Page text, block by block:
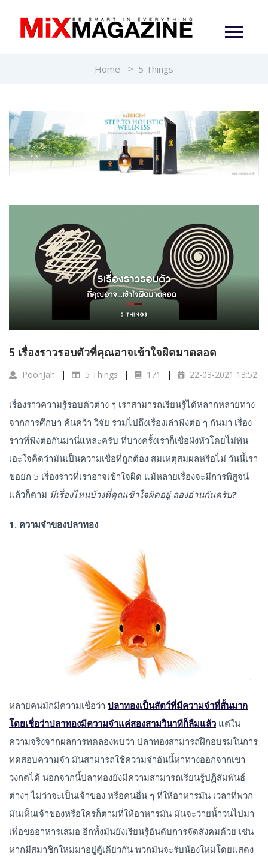
Home 5 Things
5 เรื่องราวรอบตัวที่คุณอาจเข้าใจผิดมาตลอด
PoonJah 5 Things 171 22-03-2021 13:52
เรื่องราวความรู้รอบตัวต่าง ๆ เราสามารถเรียนรู้ได้หลากหลายทาง
จากการศึกษา ค้นคว้า วิจัย รวมไปถึงเรื่องเล่าฟังต่อ ๆ กันมา เรื่อง
ราวที่ฟังต่อกันมานี่แหละครับ ที่บางครั้งเราก็เชื่อฝังหัวโดยไม่ทัน
เอะใจคิดว่ามันเป็นความเชื่อที่ถูกต้อง สมเหตุสมผลหรือไม่ วันนี้เรา
ขอยก 5 เรื่องราวที่เราอาจเข้าใจผิด แม้หลายเรื่องจะมีการพิสูจน์
แล้วก็ตาม มีเรื่องไหนบ้างที่คุณเข้าใจผิดอยู่ ลองอ่านกันครับ?
1. ความจำของปลาทอง
หลายคนมักมีความเชื่อว่า ปลาทองเป็นสัตว์ที่มีความจำที่สั้นมาก
โดยเชื่อว่าปลาทองมีความจำแค่สองสามวินาทีก็ลืมแล้ว แต่ใน
ความจริงจากผลการทดลองพบว่า ปลาทองสามารถฝึกอบรมในการ
ทดสอบความจำ มันสามารถใช้ความจำอันนี้หาทางออกจากเขา
วงกตได้ นอกจากนี้ปลาทองยังมีความสามารถเรียนรู้ปฏิสัมพันธ์
ต่างๆ ไม่ว่าจะเป็นเจ้าของ หรือคนอื่น ๆ ที่ให้อาหารมัน เวลาที่พวก
มันเห็นเจ้าของหรือใครก็ตามที่ให้อาหารมัน มันจะว่ายน้ำวนไปมา
เพื่อขออาหารเสมอ อีกทั้งมันยังเรียนรู้อันดับการจัดสังคมด้วย เช่น
หากมีสมาชิกใหม่มาอยู่ตู้เดียวกัน พวกมันจะรับน้องใหม่โดยแสดง